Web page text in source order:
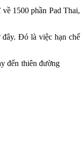
1500 phần Pad Thai,
Đó là việc hạn chế
đến thiên đường